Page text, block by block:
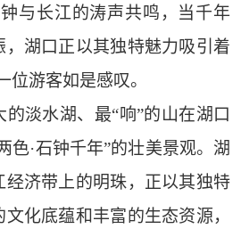
长江的涛声共鸣，当千年
，湖口正以其独特魅力吸引着
位游客如是感叹。
淡水湖、最“响”的山在湖口
色·石钟千年”的壮美景观。湖
经济带上的明珠，正以其独特
化底蕴和丰富的生态资源，